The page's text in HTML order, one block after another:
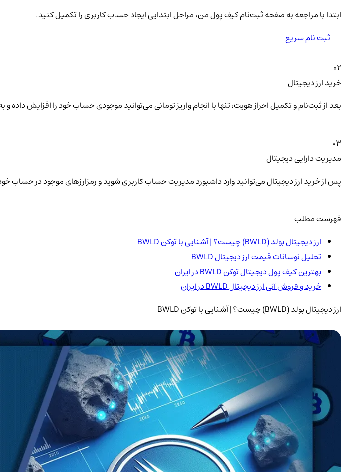
ابتدا با مراجعه به صفحه ثبت‌نام کیف‌ پول من، مراحل ابتدایی ایجاد حساب کاربری را تکمیل کنید.
ثبت نام سریع
02
خرید ارز دیجیتال
بعد از ثبت‌نام و تکمیل احراز هویت، تنها با انجام واریز تومانی می‌توانید موجودی حساب خود را افزایش داده
03
مدیریت دارایی دیجیتال
پس از خرید ارز دیجیتال می‌توانید وارد داشبورد مدیریت حساب کاربری شوید و رمزارزهای موجود در حساب
فهرست مطلب
ارز دیجیتال بولد (BWLD) چیست؟ | آشنایی با توکن BWLD
تحلیل نوسانات قیمت ارز دیجیتال BWLD
بهترین کیف پول دیجیتال توکن BWLD در ایران
خرید و فروش آنی ارز دیجیتال BWLD در ایران
ارز دیجیتال بولد (BWLD) چیست؟ | آشنایی با توکن BWLD